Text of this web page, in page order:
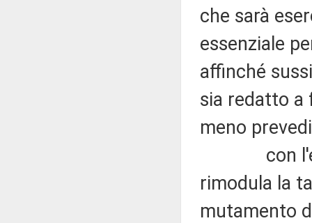
che sarà
essenziale
affinché
sia redatto a
meno
con
rimodula la
mutamento